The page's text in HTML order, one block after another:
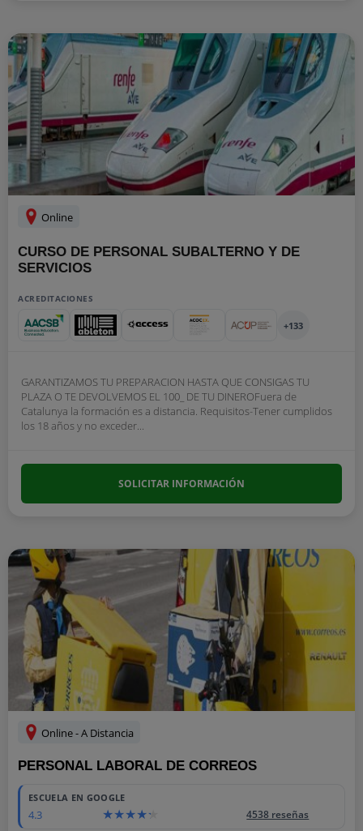
Online
CURSO DE PERSONAL SUBALTERNO Y DE
SERVICIOS
ACREDITACIONES
+133
GARANTIZAMOS TU PREPARACION HASTA QUE CONSIGAS TU
PLAZA O TE DEVOLVEMOS EL 100_ DE TU DINEROFuera de
Catalunya la formación es a distancia. Requisitos-Tener cumplidos
los 18 años y no exceder...
SOLICITAR INFORMACIÓN
Online - A Distancia
PERSONAL LABORAL DE CORREOS
ESCUELA EN GOOGLE
4.3 4538 reseñas